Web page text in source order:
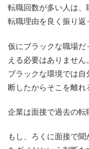
転職回数が多い人は
転職理由を良く振り返
仮にブラックな職場だ
える必要はありません
ブラックな環境では自
断したからそこを離れ
企業は面接で過去の転
もし、ろくに面接で